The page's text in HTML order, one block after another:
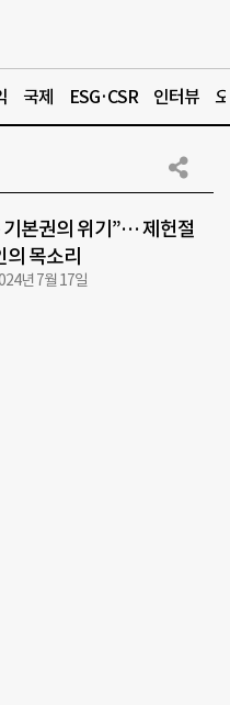
국제 ESG·CSR 인터뷰
본권의 위기”… 제헌절
의 목소리
년 7월 17일